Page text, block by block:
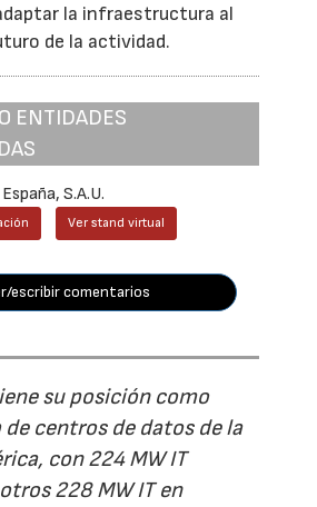
la infraestructura al
de la actividad.
ENTIDADES
S.A.U.
Ver stand virtual
escribir comentarios
su posición como
centros de datos de la
con 224 MW IT
228 MW IT en